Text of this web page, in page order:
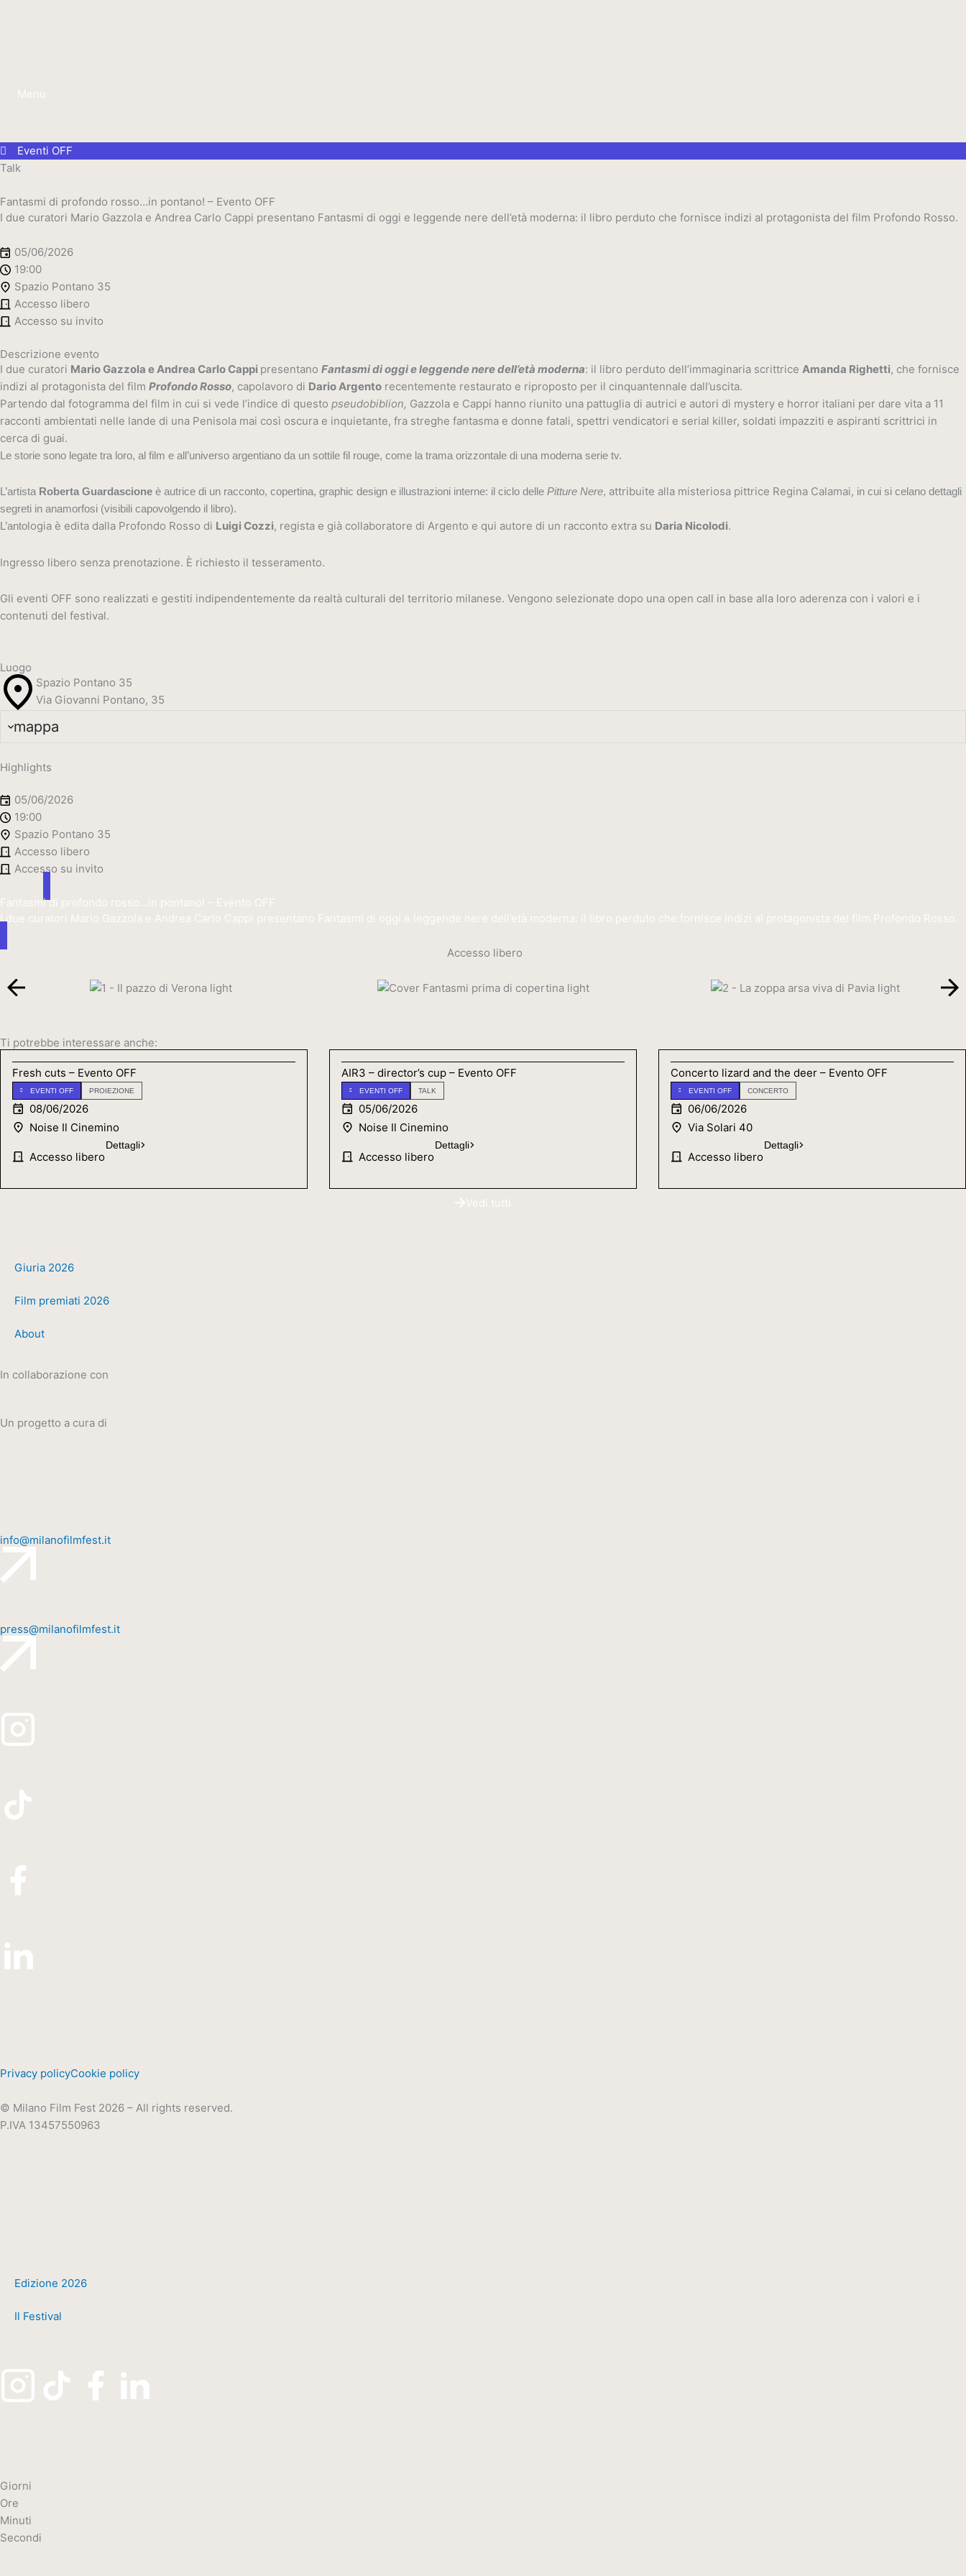
Menu
Eventi OFF
Talk
Fantasmi di profondo rosso…in pontano! – Evento OFF
I due curatori Mario Gazzola e Andrea Carlo Cappi presentano Fantasmi di oggi e leggende nere dell’età moderna: il libro perduto che fornisce indizi al protagonista del film Profondo Rosso.
05/06/2026
19:00
Spazio Pontano 35
Accesso libero
Accesso su invito
Descrizione evento
I due curatori Mario Gazzola e Andrea Carlo Cappi presentano Fantasmi di oggi e leggende nere dell’età moderna: il libro perduto dell’immaginaria scrittrice Amanda Righetti, che fornisce
indizi al protagonista del film ProfondoRosso, capolavoro di Dario Argento recentemente restaurato e riproposto per il cinquantennale dall’uscita.
Partendo dal fotogramma del film in cui si vede l’indice di questo pseudobiblion, Gazzola e Cappi hanno riunito una pattuglia di autrici e autori di mystery e horror italiani per dare vita a 11
racconti ambientati nelle lande di una Penisola mai così oscura e inquietante, fra streghe fantasma e donne fatali, spettri vendicatori e serial killer, soldati impazziti e aspiranti scrittrici in
cerca di guai.
Le storie sono legate tra loro, al film e all’universo argentiano da un sottile fil rouge, come la trama orizzontale di una moderna serie tv.
L’artista Roberta Guardascione è autrice di un racconto, copertina, graphic design e illustrazioni interne: il ciclo delle Pitture Nere, attribuite alla misteriosa pittrice Regina Calamai, in cui si celano dettagli
segreti in anamorfosi (visibili capovolgendo il libro).
L’antologia è edita dalla Profondo Rosso di Luigi Cozzi, regista e già collaboratore di Argento e qui autore di un racconto extra su Daria Nicolodi.
Ingresso libero senza prenotazione. È richiesto il tesseramento.
Gli eventi OFF sono realizzati e gestiti indipendentemente da realtà culturali del territorio milanese. Vengono selezionate dopo una open call in base alla loro aderenza con i valori e i
contenuti del festival.
Luogo
Spazio Pontano 35
Via Giovanni Pontano, 35
mappa
Highlights
05/06/2026
19:00
Spazio Pontano 35
Accesso libero
Accesso su invito
Fantasmi di profondo rosso…in pontano! – Evento OFF
I due curatori Mario Gazzola e Andrea Carlo Cappi presentano Fantasmi di oggi e leggende nere dell’età moderna: il libro perduto che fornisce indizi al protagonista del film Profondo Rosso.
Accesso libero
Ti potrebbe interessare anche:
Fresh cuts – Evento OFF
EVENTI OFF PROIEZIONE
08/06/2026
Noise Il Cinemino
Accesso libero
Dettagli
AIR3 – director’s cup – Evento OFF
EVENTI OFF TALK
05/06/2026
Noise Il Cinemino
Accesso libero
Dettagli
Concerto lizard and the deer – Evento OFF
EVENTI OFF CONCERTO
06/06/2026
Via Solari 40
Accesso libero
Dettagli
Vedi tutti
Giuria 2026
Film premiati 2026
About
In collaborazione con
Un progetto a cura di
info@milanofilmfest.it
press@milanofilmfest.it
Privacy policyCookie policy
© Milano Film Fest 2026 – All rights reserved.
P.IVA 13457550963
Edizione 2026
Il Festival
Giorni
Ore
Minuti
Secondi